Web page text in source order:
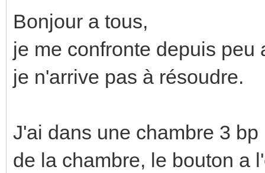
Bonjour a tous,
je me confronte depuis peu
je n'arrive pas à résoudre.
J'ai dans une chambre 3
de la chambre, le bouton a